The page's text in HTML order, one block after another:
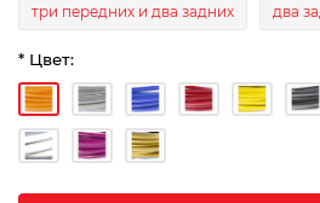
три передних и два задних два
* Цвет: